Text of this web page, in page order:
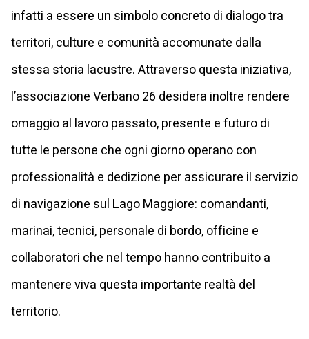
infatti a essere un simbolo concreto di dialogo tra
territori, culture e comunità accomunate dalla
stessa storia lacustre. Attraverso questa iniziativa,
l’associazione Verbano 26 desidera inoltre rendere
omaggio al lavoro passato, presente e futuro di
tutte le persone che ogni giorno operano con
professionalità e dedizione per assicurare il servizio
di navigazione sul Lago Maggiore: comandanti,
marinai, tecnici, personale di bordo, officine e
collaboratori che nel tempo hanno contribuito a
mantenere viva questa importante realtà del
territorio.